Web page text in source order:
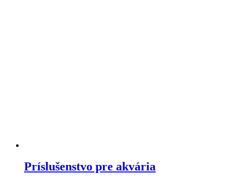
Príslušenstvo pre akvária